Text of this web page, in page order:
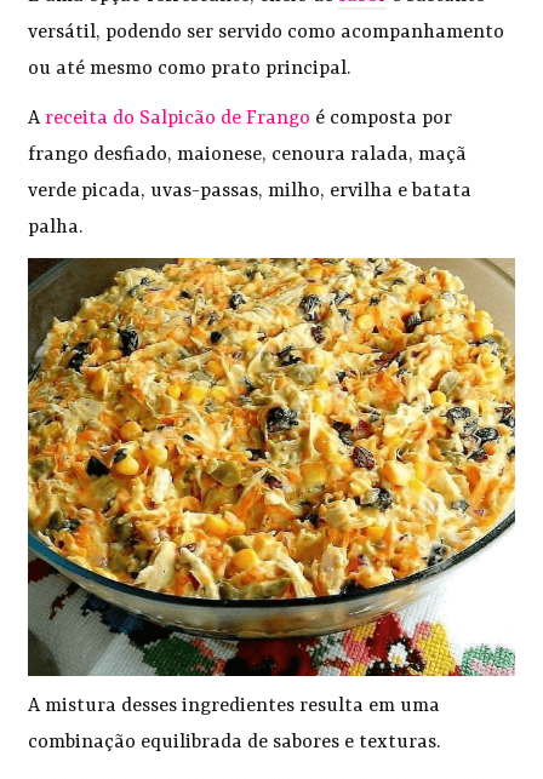
versátil, podendo ser servido como acompanhamento
ou até mesmo como prato principal.
Areceita do Salpicão de Frango é composta por
frango desfiado, maionese, cenoura ralada, maçã
verde picada, uvas-passas, milho, ervilha e batata
palha.
A mistura desses ingredientes resulta em uma
combinação equilibrada de sabores e texturas.